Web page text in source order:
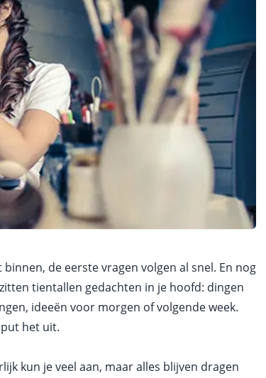
de eerste vragen volgen al snel. En nog
tientallen gedachten in je hoofd: dingen
ideeën voor morgen of volgende week.
het uit.
kun je veel aan, maar alles blijven dragen